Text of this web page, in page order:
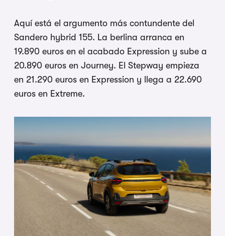
Aquí está el argumento más contundente del
Sandero hybrid 155. La berlina arranca en
19.890 euros en el acabado Expression y sube a
20.890 euros en Journey. El Stepway empieza
en 21.290 euros en Expression y llega a 22.690
euros en Extreme.